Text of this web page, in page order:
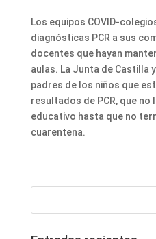
Los equipos COVID-
diagnósticas PCR a sus
docentes que hayan
aulas. La Junta de Castilla
padres de los niños que
resultados de PCR, que no
educativo hasta que no
cuarentena.